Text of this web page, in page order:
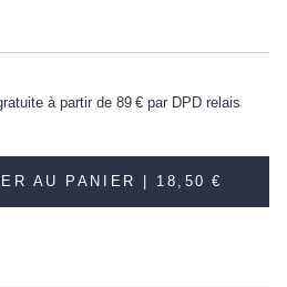
à partir de 89 €par DPD relais
AU PANIER | 18,50 €